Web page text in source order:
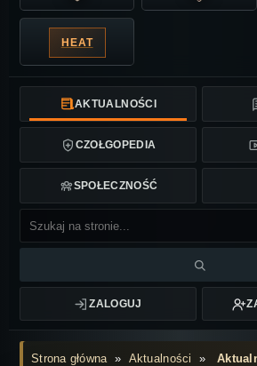
HEAT
AKTUALNOŚCI
CZOŁGOPEDIA
SPOŁECZNOŚĆ
ZALOGUJ
Strona główna» Aktualności »